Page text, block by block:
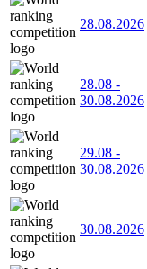
28.08.2026
28.08 -
30.08.2026
29.08 -
30.08.2026
30.08.2026